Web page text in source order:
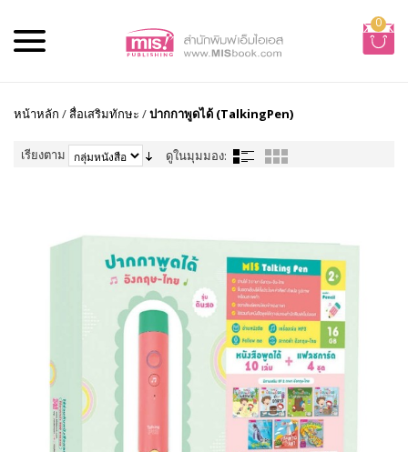
0
หน้าหลัก /สื่อเสริมทักษะ /ปากกาพูดได้ (TalkingPen)
เรียงตาม ดูในมุมมอง: